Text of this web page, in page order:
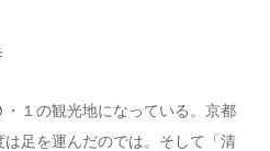
１の観光地になっている。京都
足を運んだのでは。そして「清